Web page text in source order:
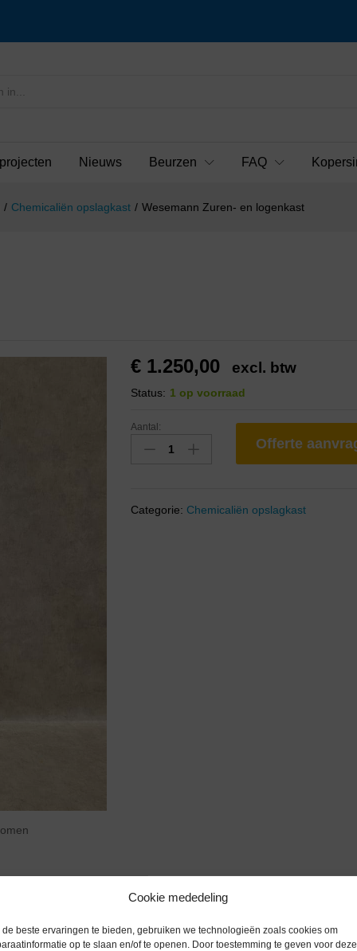
Cookie mededeling
de beste ervaringen te bieden, gebruiken we technologieën zoals cookies om
op te slaan en/of te openen. Door toestemming te geven voor deze
Nieuws Beurzen FAQ
/ Chemicaliën opslagkast / Wesemann Zuren- en logenkast
€ 1.250,00 excl. btw
Status: 1 op voorraad
Aantal:
Offerte
Categorie: Chemicaliën opslagkast
Extra informatie